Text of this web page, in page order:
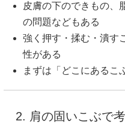
皮膚の下のできもの、
の問題などもある
強く押す・揉む・潰す
性がある
まずは「どこにあるこ
2. 肩の固いこぶで